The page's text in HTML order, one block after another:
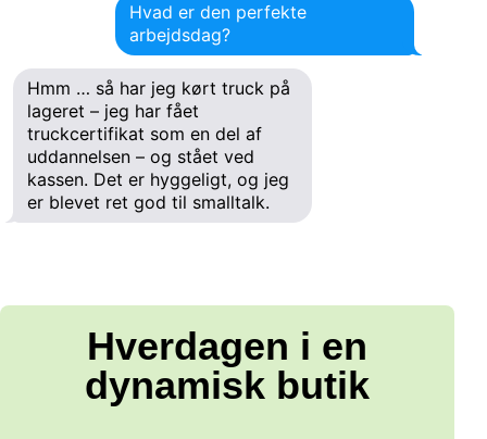
Hvad er den perfekte
arbejdsdag?
Hmm … så har jeg kørt truck på
lageret – jeg har fået
truckcertifikat som en del af
uddannelsen – og stået ved
kassen. Det er hyggeligt, og jeg
er blevet ret god til smalltalk.
Hverdagen i en
dynamisk butik